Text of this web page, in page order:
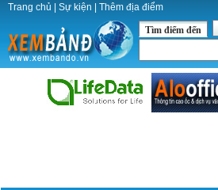
Trang chủ Sự kiện Thêm địa điểm
Tìm điểm đến